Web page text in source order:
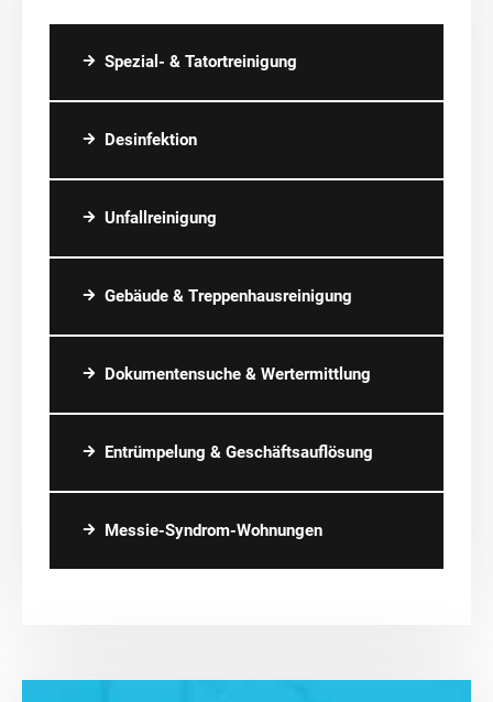
Spezial- & Tatortreinigung
Desinfektion
Unfallreinigung
Gebäude & Treppenhausreinigung
Dokumentensuche & Wertermittlung
Entrümpelung & Geschäftsauflösung
Messie-Syndrom-Wohnungen